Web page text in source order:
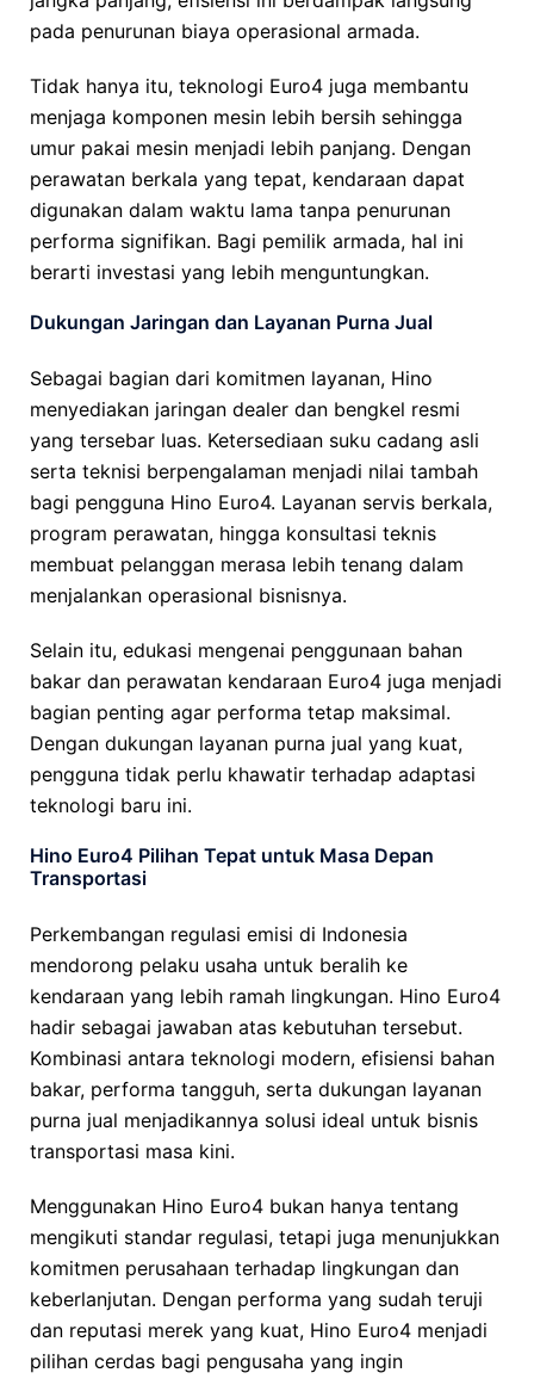
pada penurunan biaya operasional armada.
Tidak hanya itu, teknologi Euro4 juga membantu
menjaga komponen mesin lebih bersih sehingga
umur pakai mesin menjadi lebih panjang. Dengan
perawatan berkala yang tepat, kendaraan dapat
digunakan dalam waktu lama tanpa penurunan
performa signifikan. Bagi pemilik armada, hal ini
berarti investasi yang lebih menguntungkan.
Dukungan Jaringan dan Layanan Purna Jual
Sebagai bagian dari komitmen layanan, Hino
menyediakan jaringan dealer dan bengkel resmi
yang tersebar luas. Ketersediaan suku cadang asli
serta teknisi berpengalaman menjadi nilai tambah
bagi pengguna Hino Euro4. Layanan servis berkala,
program perawatan, hingga konsultasi teknis
membuat pelanggan merasa lebih tenang dalam
menjalankan operasional bisnisnya.
Selain itu, edukasi mengenai penggunaan bahan
bakar dan perawatan kendaraan Euro4 juga menjadi
bagian penting agar performa tetap maksimal.
Dengan dukungan layanan purna jual yang kuat,
pengguna tidak perlu khawatir terhadap adaptasi
teknologi baru ini.
Hino Euro4 Pilihan Tepat untuk Masa Depan
Transportasi
Perkembangan regulasi emisi di Indonesia
mendorong pelaku usaha untuk beralih ke
kendaraan yang lebih ramah lingkungan. Hino Euro4
hadir sebagai jawaban atas kebutuhan tersebut.
Kombinasi antara teknologi modern, efisiensi bahan
bakar, performa tangguh, serta dukungan layanan
purna jual menjadikannya solusi ideal untuk bisnis
transportasi masa kini.
Menggunakan Hino Euro4 bukan hanya tentang
mengikuti standar regulasi, tetapi juga menunjukkan
komitmen perusahaan terhadap lingkungan dan
keberlanjutan. Dengan performa yang sudah teruji
dan reputasi merek yang kuat, Hino Euro4 menjadi
pilihan cerdas bagi pengusaha yang ingin